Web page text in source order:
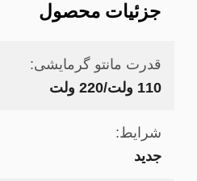
جزئیات محصول
قدرت مانتو گرمایشی:
110 ولت/220 ولت
شرایط:
جدید